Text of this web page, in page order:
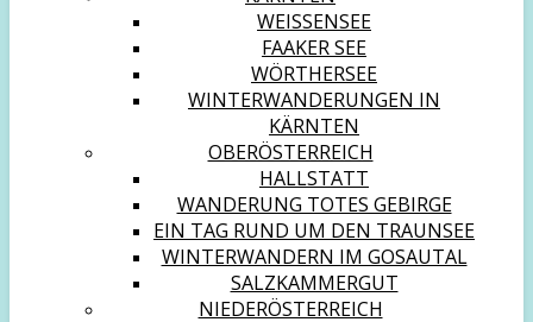
WEISSENSEE
FAAKER SEE
WÖRTHERSEE
WINTERWANDERUNGEN IN
KÄRNTEN
OBERÖSTERREICH
HALLSTATT
WANDERUNG TOTES GEBIRGE
EIN TAG RUND UM DEN TRAUNSEE
WINTERWANDERN IM GOSAUTAL
SALZKAMMERGUT
NIEDERÖSTERREICH